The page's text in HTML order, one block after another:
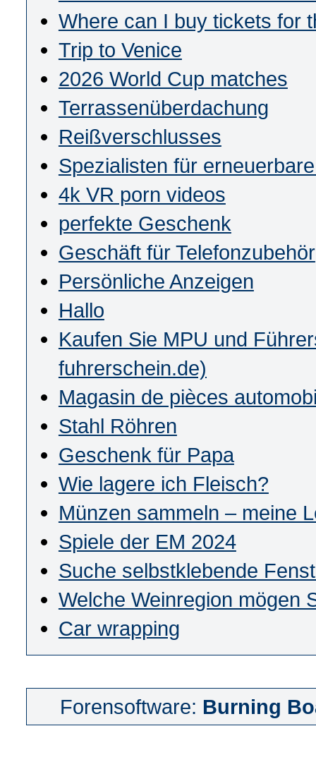
Where can I buy tickets for
Trip to Venice
2026 World Cup matches
Terrassenüberdachung
Reißverschlusses
Spezialisten für
4k VR porn videos
perfekte Geschenk
Geschäft für Telefonzubehör
Persönliche Anzeigen
Hallo
Kaufen Sie MPU und
fuhrerschein.de)
Magasin de pièces
Stahl Röhren
Geschenk für Papa
Wie lagere ich Fleisch?
Münzen sammeln – meine
Spiele der EM 2024
Suche selbstklebende
Welche Weinregion mögen
Car wrapping
Forensoftware: Burning